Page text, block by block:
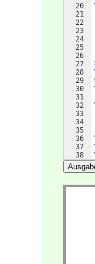
20
21
22
23
24
25
26
27
28
29
30
31
32
33
34
35
36
37
38